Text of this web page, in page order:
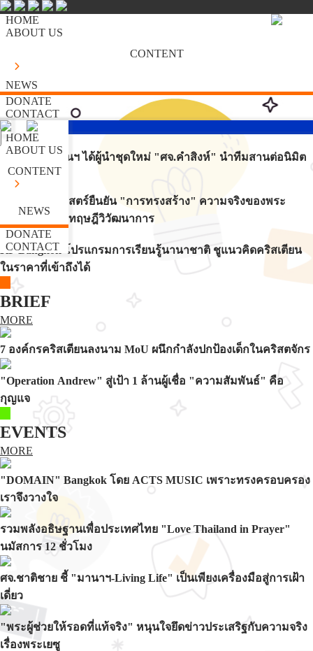
HOME
ABOUT US
CONTENT
NEWS
DONATE
CONTACT
HOME
ABOUT US
CONTENT
NEWS
DONATE
CONTACT
สหกิจคริสเตียนฯ ได้ผู้นำชุดใหม่ "ศจ.คำสิงห์" นำทีมสานต่อนิมิต
555
5 สิ่งที่วิทยาศาสตร์ยืนยัน "การทรงสร้าง" ความจริงของพระ
คัมภีร์อยู่เหนือทฤษฎีวิวัฒนาการ
KF Bangkok โปรแกรมการเรียนรู้นานาชาติ ชูแนวคิดคริสเตียน
ในราคาที่เข้าถึงได้
BRIEF
MORE
7 องค์กรคริสเตียนลงนาม MoU ผนึกกำลังปกป้องเด็กในคริสตจักร
"Operation Andrew" สู่เป้า 1 ล้านผู้เชื่อ "ความสัมพันธ์" คือ
กุญแจ
EVENTS
MORE
"DOMAIN" Bangkok โดย ACTS MUSIC เพราะทรงครอบครอง
เราจึงวางใจ
รวมพลังอธิษฐานเพื่อประเทศไทย "Love Thailand in Prayer"
นมัสการ 12 ชั่วโมง
ศจ.ชาติชาย ชี้ "มานาฯ-Living Life" เป็นเพียงเครื่องมือสู่การเฝ้า
เดี่ยว
"พระผู้ช่วยให้รอดที่แท้จริง" หนุนใจยึดข่าวประเสริฐกับความจริง
เรื่องพระเยซู